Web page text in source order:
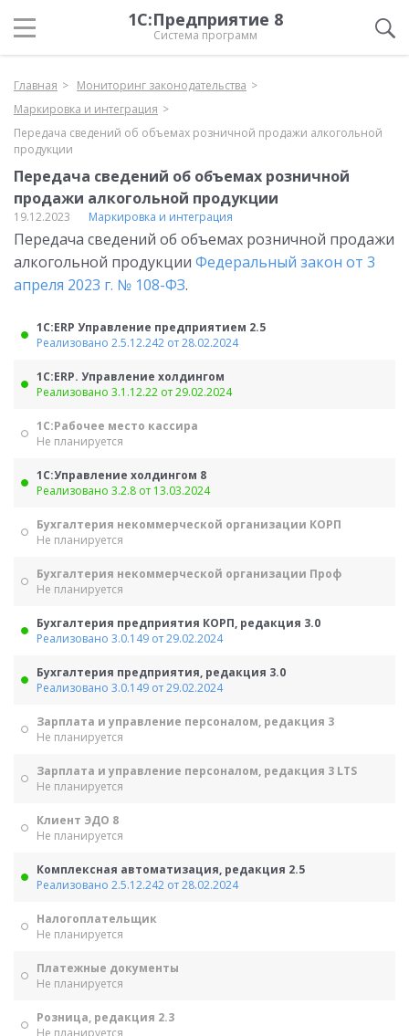
1С:Предприятие 8
Система программ
Главная
Мониторинг законодательства
Маркировка и интеграция
Передача сведений об объемах розничной продажи алкогольной
продукции
Передача сведений об объемах розничной
продажи алкогольной продукции
19.12.2023 Маркировка и интеграция
Передача сведений об объемах розничной продажи
алкогольной продукции Федеральный закон от 3
апреля 2023 г. № 108-ФЗ.
1С:ERP Управление предприятием 2.5
Реализовано 2.5.12.242 от 28.02.2024
1С:ERP. Управление холдингом
Реализовано 3.1.12.22 от 29.02.2024
1С:Рабочее место кассира
Не планируется
1С:Управление холдингом 8
Реализовано 3.2.8 от 13.03.2024
Бухгалтерия некоммерческой организации КОРП
Не планируется
Бухгалтерия некоммерческой организации Проф
Не планируется
Бухгалтерия предприятия КОРП, редакция 3.0
Реализовано 3.0.149 от 29.02.2024
Бухгалтерия предприятия, редакция 3.0
Реализовано 3.0.149 от 29.02.2024
Зарплата и управление персоналом, редакция 3
Не планируется
Зарплата и управление персоналом, редакция 3 LTS
Не планируется
Клиент ЭДО 8
Не планируется
Комплексная автоматизация, редакция 2.5
Реализовано 2.5.12.242 от 28.02.2024
Налогоплательщик
Не планируется
Платежные документы
Не планируется
Розница, редакция 2.3
Не планируется